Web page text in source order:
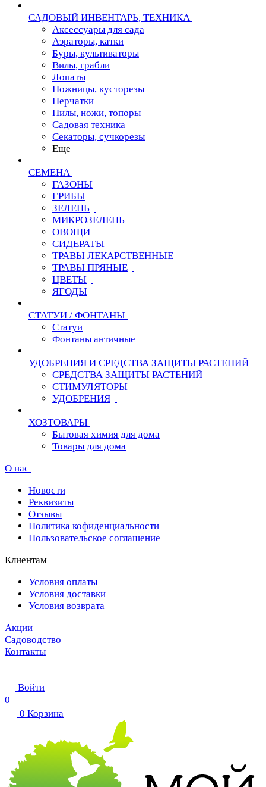
САДОВЫЙ ИНВЕНТАРЬ, ТЕХНИКА
Аксессуары для сада
Аэраторы, катки
Буры, культиваторы
Вилы, грабли
Лопаты
Ножницы, кусторезы
Перчатки
Пилы, ножи, топоры
Садовая техника
Секаторы, сучкорезы
Еще
СЕМЕНА
ГАЗОНЫ
ГРИБЫ
ЗЕЛЕНЬ
МИКРОЗЕЛЕНЬ
ОВОЩИ
СИДЕРАТЫ
ТРАВЫ ЛЕКАРСТВЕННЫЕ
ТРАВЫ ПРЯНЫЕ
ЦВЕТЫ
ЯГОДЫ
СТАТУИ / ФОНТАНЫ
Статуи
Фонтаны античные
УДОБРЕНИЯ И СРЕДСТВА ЗАЩИТЫ РАСТЕНИЙ
СРЕДСТВА ЗАЩИТЫ РАСТЕНИЙ
СТИМУЛЯТОРЫ
УДОБРЕНИЯ
ХОЗТОВАРЫ
Бытовая химия для дома
Товары для дома
О нас
Новости
Реквизиты
Отзывы
Политика кофиденциальности
Пользовательское соглашение
Клиентам
Условия оплаты
Условия доставки
Условия возврата
Акции
Садоводство
Контакты
Войти
0
0 Корзина